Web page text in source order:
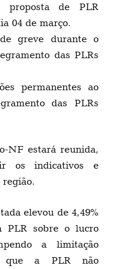
proposta de PLR
04 de março.
greve durante o
das PLRs
permanentes ao
das PLRs
NF estará reunida,
os indicativos e
elevou de 4,49%
PLR sobre o lucro
a limitação
que a PLR não